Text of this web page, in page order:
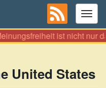
ist nicht nur
United States